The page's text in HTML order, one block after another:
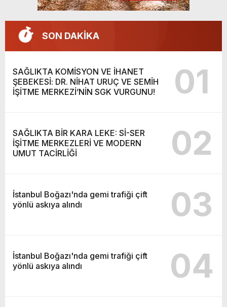
SON DAKİKA
SAĞLIKTA KOMİSYON VE İHANET
ŞEBEKESİ: DR. NİHAT URUÇ VE SEMİH
İŞİTME MERKEZİ’NİN SGK VURGUNU!
01
SAĞLIKTA BİR KARA LEKE: Sİ-SER
İŞİTME MERKEZLERİ VE MODERN
UMUT TACİRLİĞİ
02
İstanbul Boğazı'nda gemi trafiği çift
yönlü askıya alındı
03
İstanbul Boğazı'nda gemi trafiği çift
yönlü askıya alındı
04